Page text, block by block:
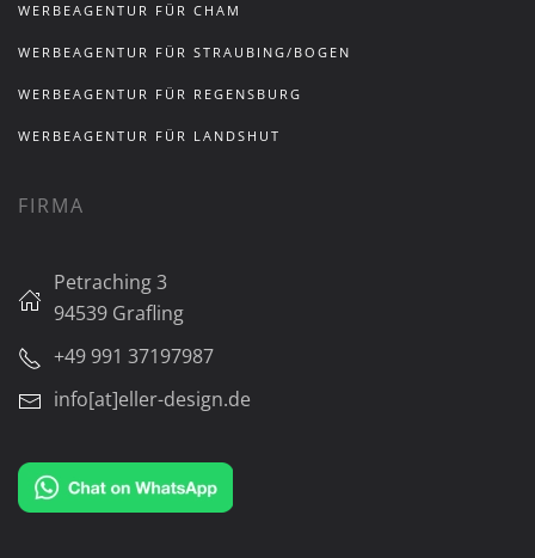
WERBEAGENTUR FÜR CHAM
WERBEAGENTUR FÜR STRAUBING/BOGEN
WERBEAGENTUR FÜR REGENSBURG
WERBEAGENTUR FÜR LANDSHUT
FIRMA
Petraching 3
94539 Grafling
+49 991 37197987
info[at]eller-design.de